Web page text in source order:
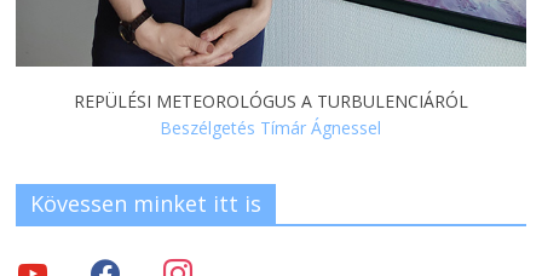
REPÜLÉSI METEOROLÓGUS A TURBULENCIÁRÓL
Beszélgetés Tímár Ágnessel
Kövessen minket itt is